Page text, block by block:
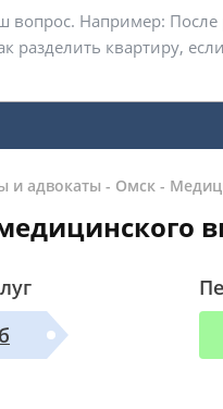
и адвокаты - Омск -